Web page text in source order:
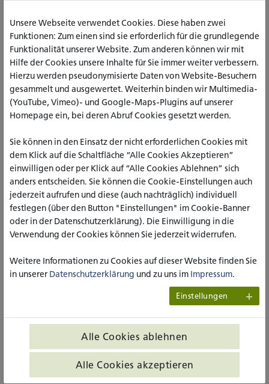
Hintergrund
Mit VIKTOR soll eine wichtige Forschungs- und
Versorgungslücke angesprochen werden. In unserer älter
werdenden Gesellschaft, in der die Männer den größeren
Anteil an Suchterkrankten darstellen, fehlen spezifische
Angebote, die männliche Bedürfnisse im Alter und relevante
Themen in den Fokus stellen. VIKTOR setzt hier an und hat
auf Basis der im Forschungsprojekt MIASA (Mittendrin im
Alter statt allein) konzipierten und evaluierten Intervention
ein ähnliches Programm entwickelt, das in Kleingruppen
umgesetzt wird. Die Intervention im Rahmen von VIKTOR ist
modularisiert und umfasst 10 Sitzungen. Inhaltlich und
didaktisch orientiert sich die Intervention an aktuellen
Forschungsergebnissen und bewährten sucht- und
verhaltenstherapeutischen Techniken und Programmen.
Jedes Modul behandelt ein bestimmtes Thema und besitzt
eine Dauer von jeweils 90 Minuten. Die Inhalte wurde in
engem Kontakt mit ExpertInnen aus der Praxis und
Betroffenen im Rahmen von Fokusgruppen diskutiert und
entwickelt, sodass sichergestellt wurde, dass sich die
Teilnehmer angesprochen fühlen und von der Teilnahme
Unsere Webseite verwendet Cookies. Diese haben zwei
Funktionen: Zum einen sind sie erforderlich für die grundlegende
Funktionalität unserer Website. Zum anderen können wir mit
Hilfe der Cookies unsere Inhalte für Sie immer weiter verbessern.
Hierzu werden pseudonymisierte Daten von Website-Besuchern
gesammelt und ausgewertet. Weiterhin binden wir Multimedia-
(YouTube, Vimeo)- und Google-Maps-Plugins auf unserer
Homepage ein, bei deren Abruf Cookies gesetzt werden.
Sie können in den Einsatz der nicht erforderlichen Cookies mit
dem Klick auf die Schaltfläche “Alle Cookies Akzeptieren”
einwilligen oder per Klick auf “Alle Cookies Ablehnen” sich
anders entscheiden. Sie können die Cookie-Einstellungen auch
jederzeit aufrufen und diese (auch nachträglich) individuell
festlegen (über den Button "Einstellungen" im Cookie-Banner
oder in der Datenschutzerklärung). Die Einwilligung in die
Verwendung der Cookies können Sie jederzeit widerrufen.
Weitere Informationen zu Cookies auf dieser Website finden Sie
in unserer Datenschutzerklärung und zu uns im Impressum.
Einstellungen
Alle Cookies ablehnen
Alle Cookies akzeptieren